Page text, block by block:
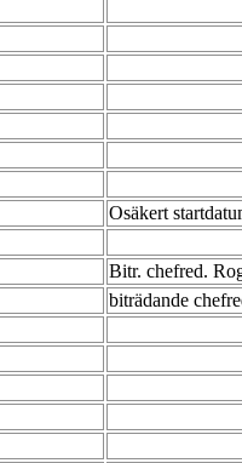
Osäkert
Bitr. chefred.
biträdande